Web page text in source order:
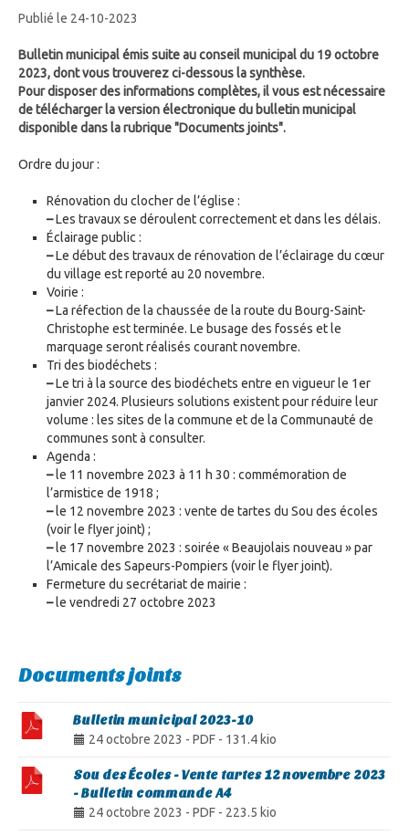
Publié le 24-10-2023
Bulletin municipal émis suite au conseil municipal du 19 octobre
2023, dont vous trouverez ci-dessous la synthèse.
Pour disposer des informations complètes, il vous est nécessaire
de télécharger la version électronique du bulletin municipal
disponible dans la rubrique "Documents joints".
Ordre du jour :
Rénovation du clocher de l’église :
–Les travaux se déroulent correctement et dans les délais.
Éclairage public :
–Le début des travaux de rénovation de l’éclairage du cœur
du village est reporté au 20 novembre.
Voirie :
–La réfection de la chaussée de la route du Bourg-Saint-
Christophe est terminée. Le busage des fossés et le
marquage seront réalisés courant novembre.
Tri des biodéchets :
–Le tri à la source des biodéchets entre en vigueur le 1er
janvier 2024. Plusieurs solutions existent pour réduire leur
volume : les sites de la commune et de la Communauté de
communes sont à consulter.
Agenda :
–le 11 novembre 2023 à 11 h 30 : commémoration de
l’armistice de 1918 ;
–le 12 novembre 2023 : vente de tartes du Sou des écoles
(voir le flyer joint) ;
–le 17 novembre 2023 : soirée « Beaujolais nouveau » par
l’Amicale des Sapeurs-Pompiers (voir le flyer joint).
Fermeture du secrétariat de mairie :
–le vendredi 27 octobre 2023
Documents joints
Bulletin municipal 2023-10
24 octobre 2023 - PDF - 131.4 kio
Sou des Écoles - Vente tartes 12 novembre 2023
- Bulletin commande A4
24 octobre 2023 - PDF - 223.5 kio